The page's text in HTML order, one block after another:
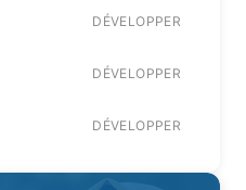
DÉVELOPPER
DÉVELOPPER
DÉVELOPPER